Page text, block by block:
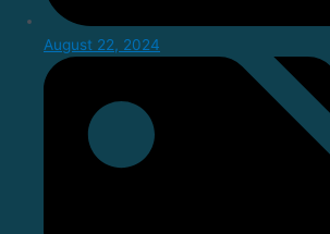
August 22, 2024